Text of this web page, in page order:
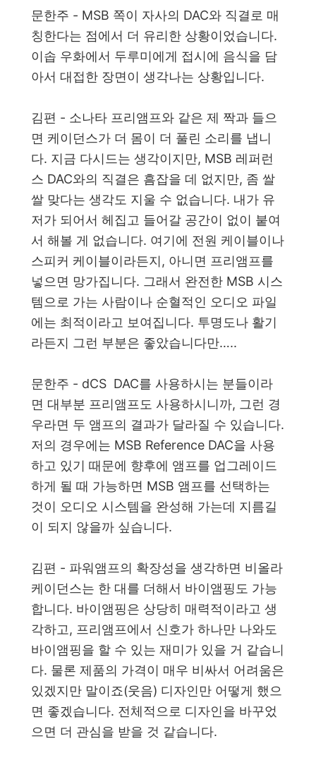
문한주 - MSB 쪽이 자사의 DAC와 직결로 매
칭한다는 점에서 더 유리한 상황이었습니다.
이솝 우화에서 두루미에게 접시에 음식을 담
아서 대접한 장면이 생각나는 상황입니다.
김편 - 소나타 프리앰프와 같은 제 짝과 들으
면 케이던스가 더 몸이 더 풀린 소리를 냅니
다. 지금 다시드는 생각이지만, MSB 레퍼런
스 DAC와의 직결은 흠잡을 데 없지만, 좀 쌀
쌀 맞다는 생각도 지울 수 없습니다. 내가 유
저가 되어서 헤집고 들어갈 공간이 없이 붙여
서 해볼 게 없습니다. 여기에 전원 케이블이나
스피커 케이블이라든지, 아니면 프리앰프를
넣으면 망가집니다. 그래서 완전한 MSB 시스
템으로 가는 사람이나 순혈적인 오디오 파일
에는 최적이라고 보여집니다. 투명도나 활기
라든지 그런 부분은 좋았습니다만…..
문한주 - dCS DAC를 사용하시는 분들이라
면 대부분 프리앰프도 사용하시니까, 그런 경
우라면 두 앰프의 결과가 달라질 수 있습니다.
저의 경우에는 MSB Reference DAC을 사용
하고 있기 때문에 향후에 앰프를 업그레이드
하게 될 때 가능하면 MSB 앰프를 선택하는
것이 오디오 시스템을 완성해 가는데 지름길
이 되지 않을까 싶습니다.
김편 - 파워앰프의 확장성을 생각하면 비올라
케이던스는 한 대를 더해서 바이앰핑도 가능
합니다. 바이앰핑은 상당히 매력적이라고 생
각하고, 프리앰프에서 신호가 하나만 나와도
바이앰핑을 할 수 있는 재미가 있을 거 같습니
다. 물론 제품의 가격이 매우 비싸서 어려움은
있겠지만 말이죠(웃음) 디자인만 어떻게 했으
면 좋겠습니다. 전체적으로 디자인을 바꾸었
으면 더 관심을 받을 것 같습니다.